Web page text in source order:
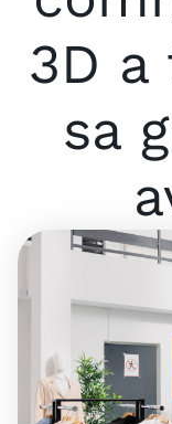
3D
sa